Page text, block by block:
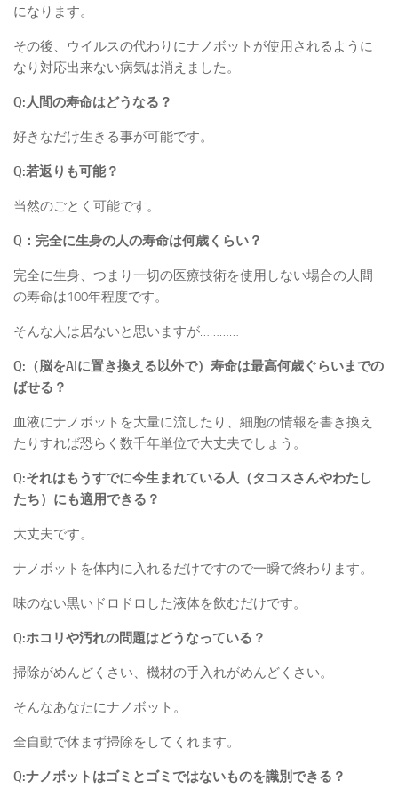
になります。
その後、ウイルスの代わりにナノボットが使用されるように
なり対応出来ない病気は消えました。
Q:人間の寿命はどうなる？
好きなだけ生きる事が可能です。
Q:若返りも可能？
当然のごとく可能です。
Q：完全に生身の人の寿命は何歳くらい？
完全に生身、つまり一切の医療技術を使用しない場合の人間
の寿命は100年程度です。
そんな人は居ないと思いますが…………
Q:（脳をAIに置き換える以外で）寿命は最高何歳ぐらいまでの
ばせる？
血液にナノボットを大量に流したり、細胞の情報を書き換え
たりすれば恐らく数千年単位で大丈夫でしょう。
Q:それはもうすでに今生まれている人（タコスさんやわたし
たち）にも適用できる？
大丈夫です。
ナノボットを体内に入れるだけですので一瞬で終わります。
味のない黒いドロドロした液体を飲むだけです。
Q:ホコリや汚れの問題はどうなっている？
掃除がめんどくさい、機材の手入れがめんどくさい。
そんなあなたにナノボット。
全自動で休まず掃除をしてくれます。
Q:ナノボットはゴミとゴミではないものを識別できる？